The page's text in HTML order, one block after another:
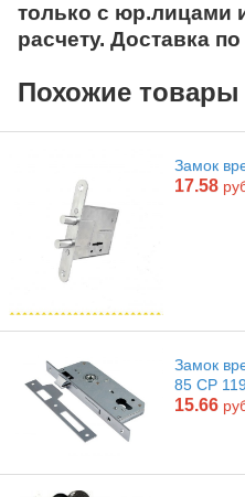
только с юр.лицами
расчету. Доставка
Похожие товары
Замок
17.58
Замок
85 CP
15.66